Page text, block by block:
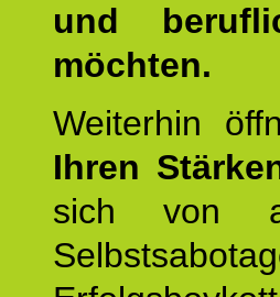
und
möchten.
Weiterhin
Ihren
sich von